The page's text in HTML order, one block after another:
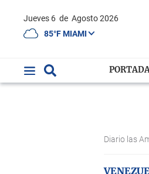
Jueves 6 de Agosto 2026
85°F MIAMI
Diario las